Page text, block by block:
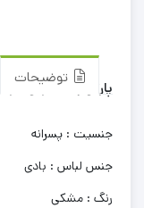
توضیحات
پارگی و لکه جزیی دارد
جنسیت : پسرانه
جنس لباس : بادی
رنگ : مشکی